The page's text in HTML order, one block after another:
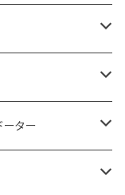
ター